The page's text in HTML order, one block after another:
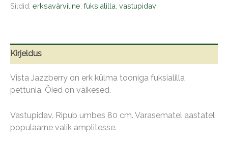
Sildid: erksavärviline fuksialilla vastupidav
Kirjeldus
Vista Jazzberry on erk külma tooniga fuksialilla
pettunia. Õied on väikesed.
Vastupidav. Ripub umbes 80 cm. Varasematel aastatel
populaarne valik amplitesse.